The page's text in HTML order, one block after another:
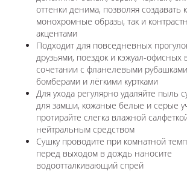
оттенки денима, позволяя создавать
монохромные образы, так и
акцентами
Подходит для повседневных
друзьями, поездок и кэжуал-офисных
сочетании с фланелевыми
бомберами и лёгкими куртками
Для ухода регулярно удаляйте пыль
для замши, кожаные белые и серые
протирайте слегка влажной
нейтральным средством
Сушку проводите при комнатной
перед выходом в дождь наносите
водоотталкивающий спрей